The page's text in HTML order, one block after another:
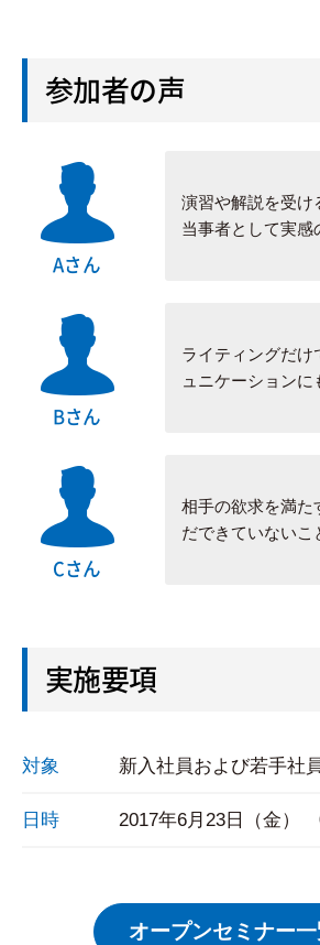
参加者の声
Aさん
演習や解説を受け
当事者として実感
Bさん
ライティングだけ
ュニケーションに
Cさん
相手の欲求を満た
だできていないこ
実施要項
対象 新入社員および若手社
日時 2017年6月23日（金）
オープンセミナー